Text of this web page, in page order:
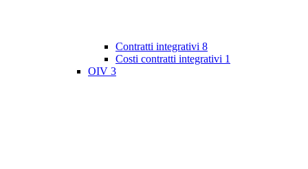
Contratti integrativi 8
Costi contratti integrativi 1
OIV 3